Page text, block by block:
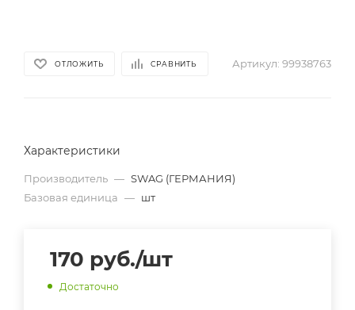
ОТЛОЖИТЬ СРАВНИТЬ Артикул: 99938763
Характеристики
Производитель — SWAG (ГЕРМАНИЯ)
Базовая единица — шт
170 руб./шт
Достаточно